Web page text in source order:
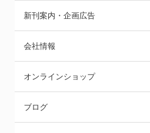
新刊案内・企画広告
会社情報
オンラインショップ
ブログ